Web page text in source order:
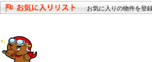
お気に入りの物件を登